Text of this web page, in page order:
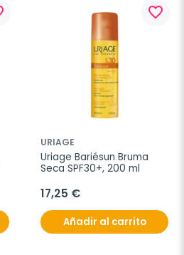
favorite_border
URIAGE
Uriage Bariésun Bruma
Seca SPF30+, 200 ml
17,25 €
Añadir al carrito